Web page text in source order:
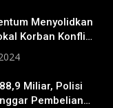
Menyolidkan
Korban Konflik
Miliar, Polisi
Pembelian